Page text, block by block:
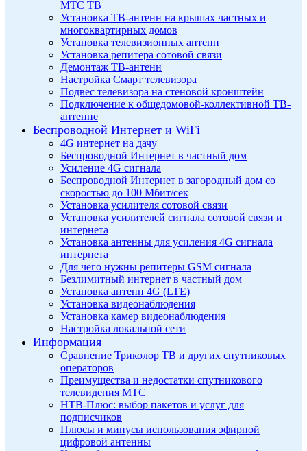
МТС ТВ
Установка ТВ-антенн на крышах частных и
многоквартирных домов
Установка телевизионных антенн
Установка репитера сотовой связи
Демонтаж ТВ-антенн
Настройка Смарт телевизора
Подвес телевизора на стеновой кронштейн
Подключение к общедомовой-коллективной ТВ-
антенне
Беспроводной Интернет и WiFi
4G интернет на дачу
Беспроводной Интернет в частный дом
Усиление 4G сигнала
Беспроводной Интернет в загородный дом со
скоростью до 100 Мбит/сек
Установка усилителя сотовой связи
Установка усилителей сигнала сотовой связи и
интернета
Установка антенны для усиления 4G сигнала
интернета
Для чего нужны репитеры GSM сигнала
Безлимитный интернет в частный дом
Установка антенн 4G (LTE)
Установка видеонаблюдения
Установка камер видеонаблюдения
Настройка локальной сети
Информация
Сравнение Триколор ТВ и других спутниковых
операторов
Преимущества и недостатки спутникового
телевидения МТС
НТВ-Плюс: выбор пакетов и услуг для
подписчиков
Плюсы и минусы использования эфирной
цифровой антенны